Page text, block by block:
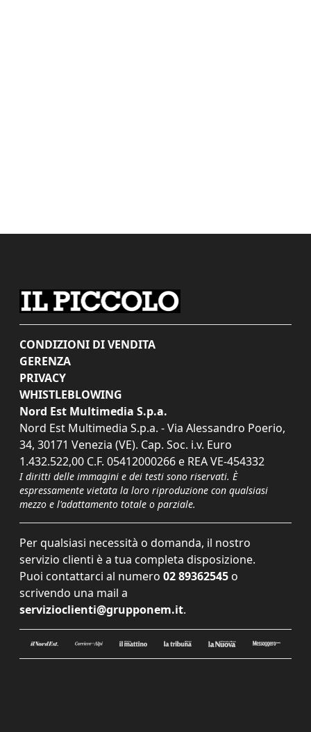
CONDIZIONI DI VENDITA
GERENZA
PRIVACY
WHISTLEBLOWING
Nord Est Multimedia S.p.a.
Nord Est Multimedia S.p.a. - Via Alessandro Poerio,
34, 30171 Venezia (VE). Cap. Soc. i.v. Euro
1.432.522,00 C.F. 05412000266 e REA VE-454332
I diritti delle immagini e dei testi sono riservati. È
espressamente vietata la loro riproduzione con qualsiasi
mezzo e l'adattamento totale o parziale.
Per qualsiasi necessità o domanda, il nostro
servizio clienti è a tua completa disposizione.
Puoi contattarci al numero 02 89362545 o
scrivendo una mail a
servizioclienti@grupponem.it.